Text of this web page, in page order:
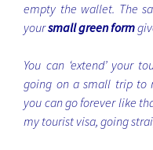
empty the wallet. The
yoursmall green form
You can ‘extend’ your
going on a small trip to
you can go forever like
my tourist visa, going